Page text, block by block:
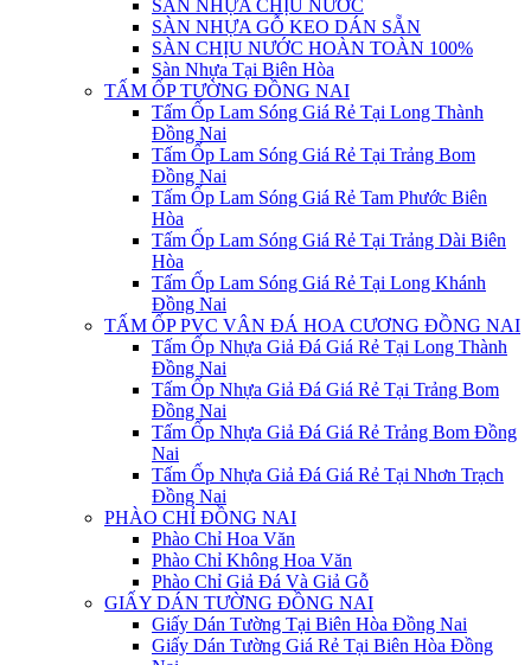
SÀN NHỰA CHỊU NƯỚC
SÀN NHỰA GỖ KEO DÁN SẴN
SÀN CHỊU NƯỚC HOÀN TOÀN 100%
Sàn Nhựa Tại Biên Hòa
TẤM ỐP TƯỜNG ĐỒNG NAI
Tấm Ốp Lam Sóng Giá Rẻ Tại Long Thành
Đồng Nai
Tấm Ốp Lam Sóng Giá Rẻ Tại Trảng Bom
Đồng Nai
Tấm Ốp Lam Sóng Giá Rẻ Tam Phước Biên
Hòa
Tấm Ốp Lam Sóng Giá Rẻ Tại Trảng Dài Biên
Hòa
Tấm Ốp Lam Sóng Giá Rẻ Tại Long Khánh
Đồng Nai
TẤM ỐP PVC VÂN ĐÁ HOA CƯƠNG ĐỒNG NAI
Tấm Ốp Nhựa Giả Đá Giá Rẻ Tại Long Thành
Đồng Nai
Tấm Ốp Nhựa Giả Đá Giá Rẻ Tại Trảng Bom
Đồng Nai
Tấm Ốp Nhựa Giả Đá Giá Rẻ Trảng Bom Đồng
Nai
Tấm Ốp Nhựa Giả Đá Giá Rẻ Tại Nhơn Trạch
Đồng Nai
PHÀO CHỈ ĐỒNG NAI
Phào Chỉ Hoa Văn
Phào Chỉ Không Hoa Văn
Phào Chỉ Giả Đá Và Giả Gỗ
GIẤY DÁN TƯỜNG ĐỒNG NAI
Giấy Dán Tường Tại Biên Hòa Đồng Nai
Giấy Dán Tường Giá Rẻ Tại Biên Hòa Đồng